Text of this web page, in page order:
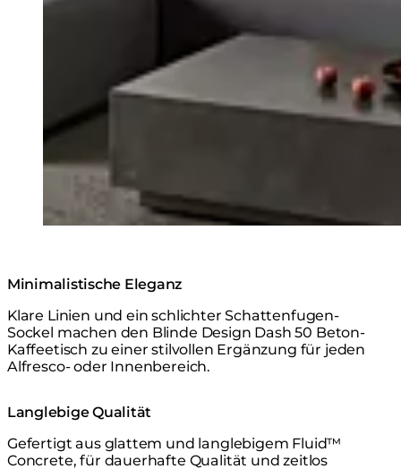
Minimalistische Eleganz
Klare Linien und ein schlichter Schattenfugen-
Sockel machen den Blinde Design Dash 50 Beton-
Kaffeetisch zu einer stilvollen Ergänzung für jeden
Alfresco- oder Innenbereich.
Langlebige Qualität
Gefertigt aus glattem und langlebigem Fluid™
Concrete, für dauerhafte Qualität und zeitlos